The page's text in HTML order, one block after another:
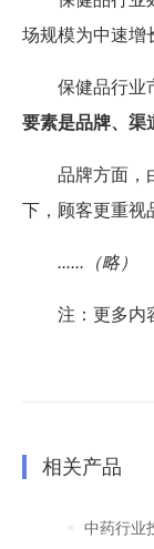
场规模为中速增
保健品行业
要素是品牌、渠
品牌方面，
下，顾客更重视
......（略）
注：更多内
相关产品
中药行业